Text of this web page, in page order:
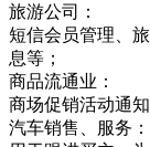
旅游公司：
短信会员管理、
息等；
商品流通业：
商场促销活动通
汽车销售、服务：